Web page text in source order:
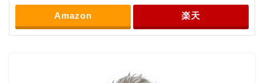
Amazon 楽天